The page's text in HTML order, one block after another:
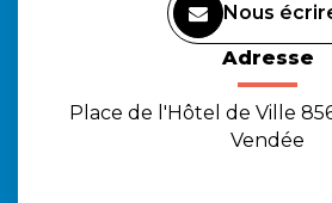
Nous
Adresse
Place de l'Hôtel de Ville
Vendée